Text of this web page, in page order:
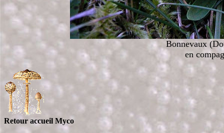
Bonnevaux
en
Retour accueil Myco